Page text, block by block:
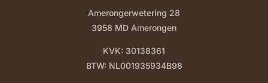
Amerongerwetering 28
3958 MD Amerongen
KVK: 30138361
BTW: NL001935934B98